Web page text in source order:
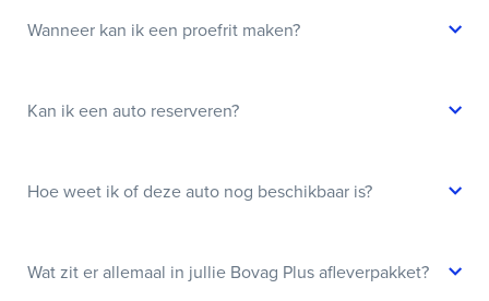
Wanneer kan ik een proefrit maken?
Kan ik een auto reserveren?
Hoe weet ik of deze auto nog beschikbaar is?
Wat zit er allemaal in jullie Bovag Plus afleverpakket?